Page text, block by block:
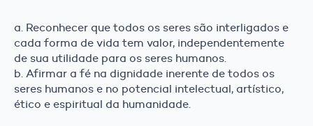
a. Reconhecer que todos os seres são interligados e
cada forma de vida tem valor, independentemente
de sua utilidade para os seres humanos.
b. Afirmar a fé na dignidade inerente de todos os
seres humanos e no potencial intelectual, artístico,
ético e espiritual da humanidade.